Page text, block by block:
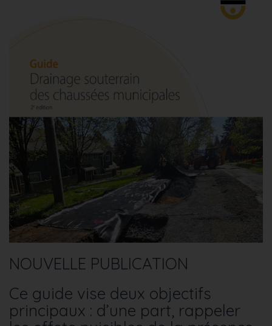
NOUVELLE PUBLICATION
Ce guide vise deux objectifs
principaux : d’une part, rappeler